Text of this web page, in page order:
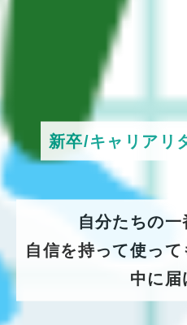
新卒/キャリアリ
自分たちの
自信を持って使っ
中に届